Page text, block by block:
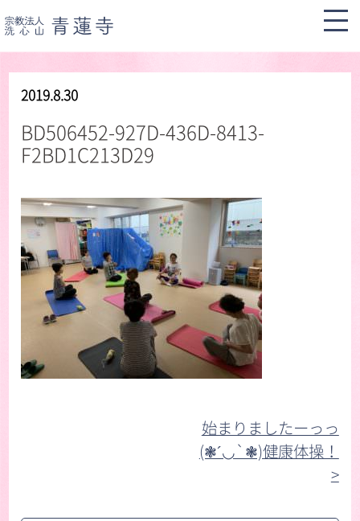
2019.8.30
BD506452-927D-436D-8413-
F2BD1C213D29
始まりましたーっっ
(❃´◡`❃)健康体操！
>︎